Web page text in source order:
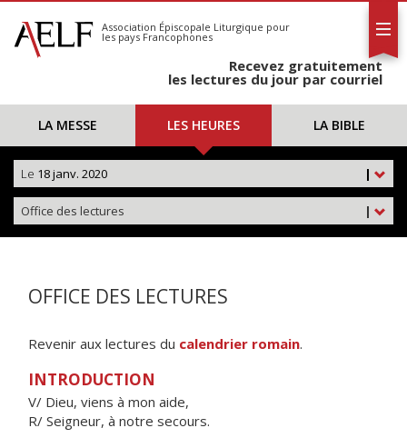
S'abonner
Calendrier
Association Épiscopale Liturgique pour
les pays Francophones
Recevez gratuitement
les lectures du jour par courriel
LA MESSE LES HEURES LA BIBLE
|
Le 18 janv. 2020
|
Office des lectures
OFFICE DES LECTURES
Revenir aux lectures du calendrier romain.
INTRODUCTION
V/ Dieu, viens à mon aide,
R/ Seigneur, à notre secours.